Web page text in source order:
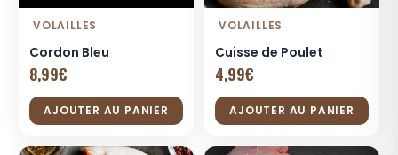
VOLAILLES
Cordon Bleu
8,99€
AJOUTER AU PANIER
VOLAILLES
Cuisse de Poulet
4,99€
AJOUTER AU PANIER